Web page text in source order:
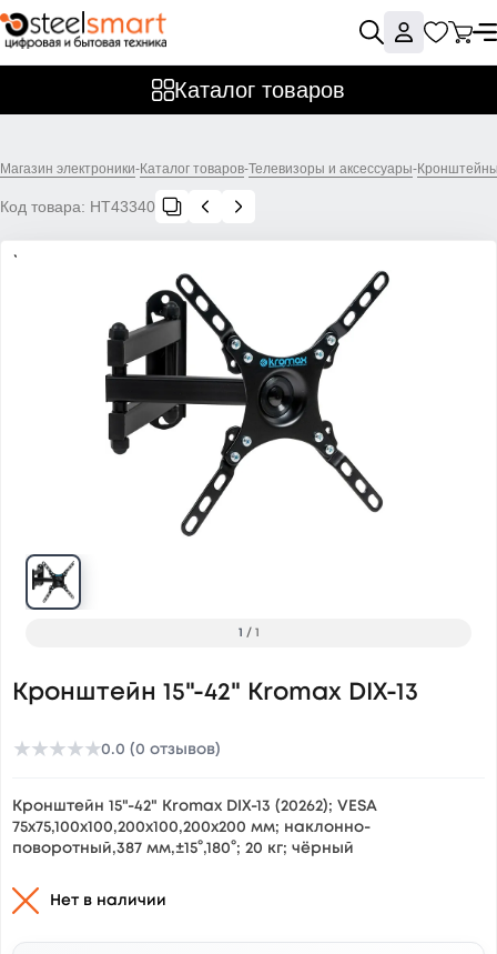
Каталог товаров
Магазин электроники-Каталог товаров-Телевизоры и аксессуары-
Код товара: НТ43340
1 / 1
Кронштейн 15"-42" Kromax DIX-13
★★★★★0.0 (0 отзывов)
Кронштейн 15"-42" Kromax DIX-13 (20262); VESA
75x75,100x100,200x100,200x200 мм; наклонно-
поворотный,387 мм,±15°,180°; 20 кг; чёрный
Нет в наличии